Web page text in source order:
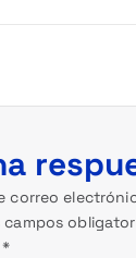
correo
campos
*